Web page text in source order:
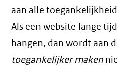
aan alle
Als een website lange
hangen, dan wordt aan
toegankelijker maken